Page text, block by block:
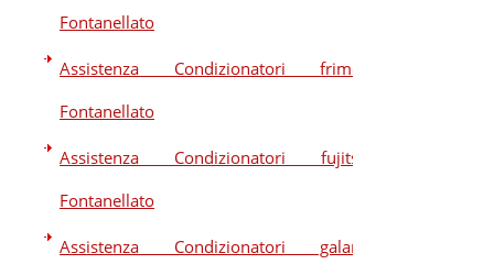
Fontanellato
Assistenza Condizionatori frimec
Fontanellato
Assistenza Condizionatori fujitsu
Fontanellato
Assistenza Condizionatori galanz